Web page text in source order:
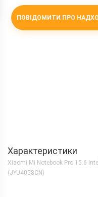
ПОВІДОМИТИ ПРО
Характеристики
Xiaomi Mi Notebook Pro 15.6
(JYU4058CN)